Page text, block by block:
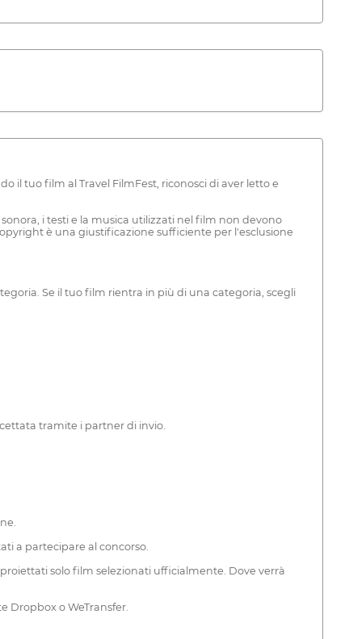
il tuo film al Travel FilmFest, riconosci di aver letto e
i testi e la musica utilizzati nel film non devono
è una giustificazione sufficiente per l'esclusione
Se il tuo film rientra in più di una categoria, scegli
tramite i partner di invio.
a partecipare al concorso.
solo film selezionati ufficialmente. Dove verrà
Dropbox o WeTransfer.